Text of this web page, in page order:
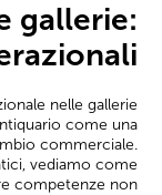
gallerie:
nelle gallerie
come una
commerciale.
vediamo come
competenze non